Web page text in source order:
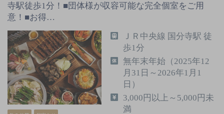
寺駅徒歩1分！■団体様が収容可能な完全個室をご用
意！■お得…
ＪＲ中央線 国分寺駅 徒
歩1分
無年末年始（2025年12
月31日～2026年1月1
日）
3,000円以上～5,000円未
満